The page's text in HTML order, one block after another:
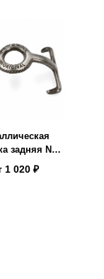
задняя New
1 020 ₽